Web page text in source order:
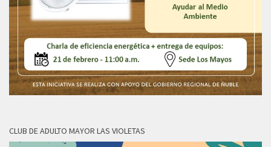
CLUB DE ADULTO MAYOR LAS VIOLETAS